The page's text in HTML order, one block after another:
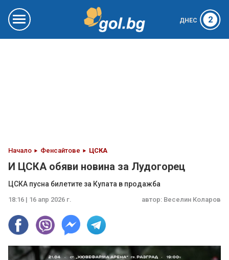
ДНЕС 2
Начало Фенсайтове ЦСКА
И ЦСКА обяви новина за Лудогорец
ЦСКА пусна билетите за Купата в продажба
18:16 | 16 апр 2026 г. автор: Веселин Коларов